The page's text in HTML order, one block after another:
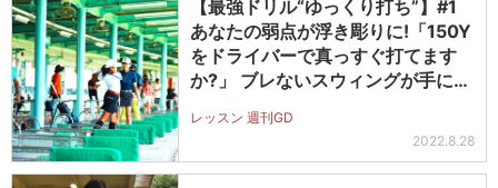
【最強ドリル“ゆっくり打ち”】#1
あなたの弱点が浮き彫りに!「150Y
をドライバーで真っすぐ打てます
か?」 ブレないスウィングが手に入
レッスン 週刊GD
2022.8.28